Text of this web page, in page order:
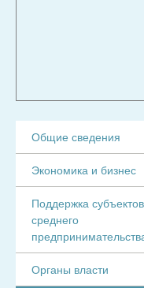
Общие сведения
Экономика и бизнес
Поддержка
среднего
Органы власти